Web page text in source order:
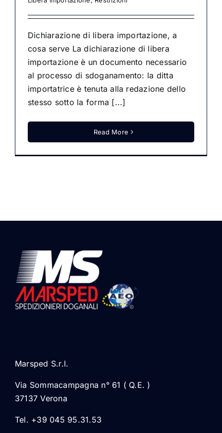
Dichiarazione di libera importazione, a
cosa serve La dichiarazione di libera
importazione è un documento necessario
al processo di sdoganamento: la ditta
importatrice è tenuta alla redazione dello
stesso sotto la forma [...]
Read More
Marsped S.r.l.
Via Sommacampagna n° 61 ( Q.E. )
37137 Verona
Tel. +39 045 95.31.53